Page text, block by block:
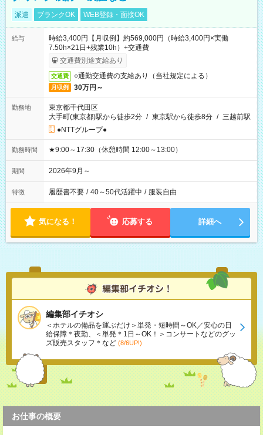
派遣 ブランクOK WEB登録・面接OK
給与
時給3,400円【月収例】約569,000円（時給3,400円×実働
7.50h×21日+残業10h）+交通費
交通費別途支給あり
交通費 ○通勤交通費の支給あり（当社規定による）
月収例 30万円～
勤務地
東京都千代田区
大手町(東京都)駅から徒歩2分 / 東京駅から徒歩8分 / 三越前駅
●NTTグループ●
勤務時間 ★9:00～17:30（休憩時間 12:00～13:00）
期間 2026年9月～
特徴 履歴書不要 / 40～50代活躍中 / 服装自由
気になる！ 応募する 詳細へ
編集部イチオシ
＜ホテルの備品を運ぶだけ＞単発・短時間～OK／安心の日
給保障＊夜勤、＜単発＊1日～OK！＞コンサートなどのグッ
ズ販売スタッフ＊など (8/6UP!)
お仕事の概要